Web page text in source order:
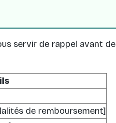
servir de rappel avant de
de remboursement]